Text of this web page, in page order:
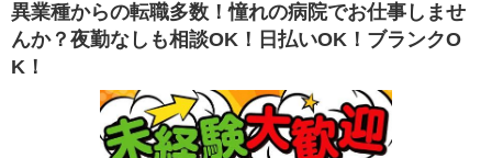
異業種からの転職多数！憧れの病院でお仕事しませ
んか？夜勤なしも相談OK！日払いOK！ブランクO
K！